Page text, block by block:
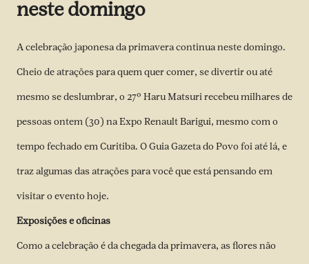
neste domingo
A celebração japonesa da primavera continua neste domingo.
Cheio de atrações para quem quer comer, se divertir ou até
mesmo se deslumbrar, o 27º Haru Matsuri recebeu milhares de
pessoas ontem (30) na Expo Renault Barigui, mesmo com o
tempo fechado em Curitiba. O Guia Gazeta do Povo foi até lá, e
traz algumas das atrações para você que está pensando em
visitar o evento hoje.
Exposições e oficinas
Como a celebração é da chegada da primavera, as flores não